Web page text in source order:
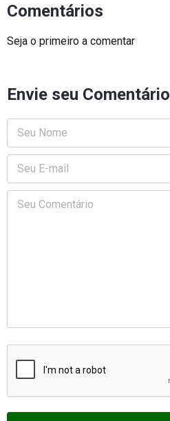
Comentários
Seja o primeiro a comentar
Envie seu Comentário